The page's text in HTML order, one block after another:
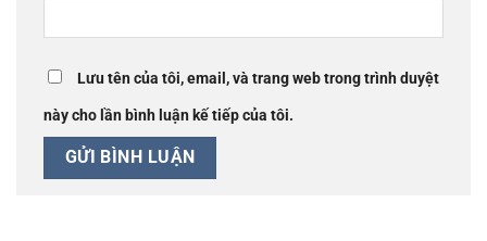
Lưu tên của tôi, email, và trang web trong trình duyệt
này cho lần bình luận kế tiếp của tôi.